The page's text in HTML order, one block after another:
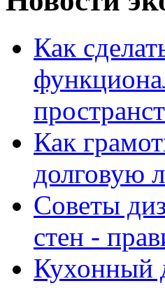
Как
Как
долговую
Советы
стен -
Кухонный